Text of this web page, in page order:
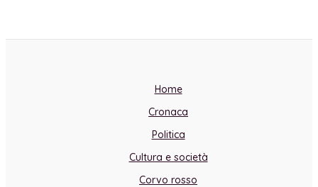
Home
Cronaca
Politica
Cultura e società
Corvo rosso